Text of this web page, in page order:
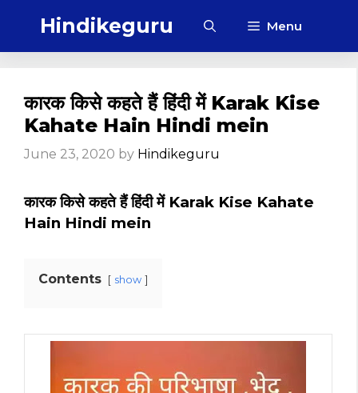
Hindikeguru Menu
कारक किसे कहते हैं हिंदी में Karak Kise
Kahate Hain Hindi mein
June 23, 2020 by Hindikeguru
कारक किसे कहते हैं हिंदी में Karak Kise Kahate
Hain Hindi mein
Contents show